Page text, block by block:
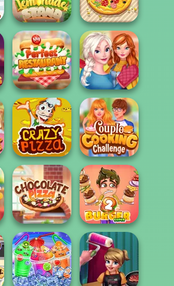
Camp
Factory
My Perfect
Lemonade
Stand
Pizza Party
My Perfect
Restaurant
Sisters
Thanksgiving
Dinner
Crazy Pizza
Couple Cooking
Challenge
Chocolate Pizza Super Burger 2